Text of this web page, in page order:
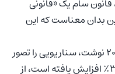
سام یک «قانونی
بدان معناست که این
سام در یک خبرنامه در تاریخ آوریل 2022 نوشت، سناریویی را تصور
کنید که در آن نرخ بیکاری در حدود 3.5٪ افزایش یافته است، از